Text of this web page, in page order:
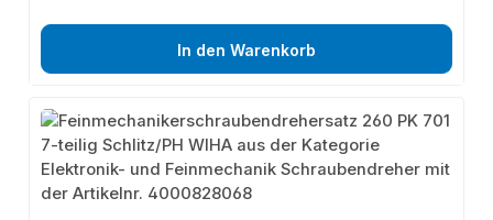
In den Warenkorb